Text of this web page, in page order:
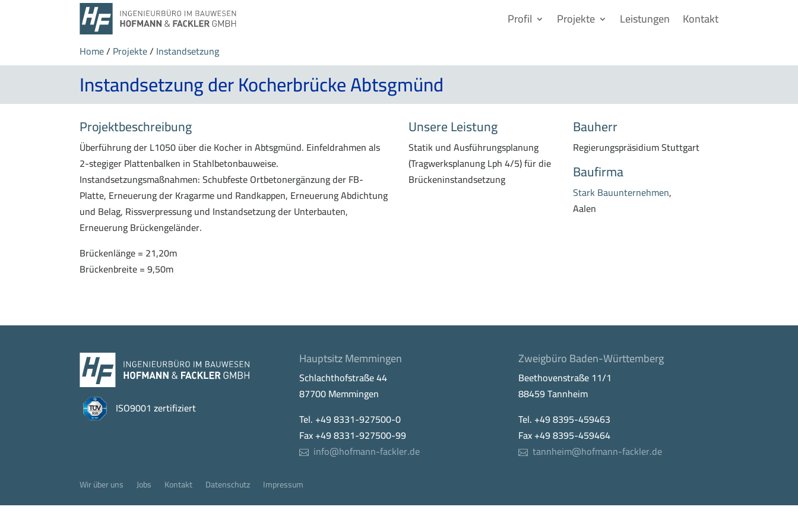
Profil Projekte Leistungen Kontakt
Home/ Projekte/ Instandsetzung
Instandsetzung der Kocherbrücke Abtsgmünd
Projektbeschreibung
Überführung der L1050 über die Kocher in Abtsgmünd. Einfeldrahmen als
2-stegiger Plattenbalken in Stahlbetonbauweise.
Instandsetzungsmaßnahmen: Schubfeste Ortbetonergänzung der FB-
Platte, Erneuerung der Kragarme und Randkappen, Erneuerung Abdichtung
und Belag, Rissverpressung und Instandsetzung der Unterbauten,
Erneuerung Brückengeländer.
Brückenlänge = 21,20m
Brückenbreite = 9,50m
Unsere Leistung
Statik und Ausführungsplanung
(Tragwerksplanung Lph 4/5) für die
Brückeninstandsetzung
Bauherr
Regierungspräsidium Stuttgart
Baufirma
Stark Bauunternehmen,
Aalen
ISO9001 zertifiziert
Hauptsitz Memmingen
Schlachthofstraße 44
87700 Memmingen
Tel. +49 8331-927500-0
Fax +49 8331-927500-99
info@hofmann-fackler.de
Zweigbüro Baden-Württemberg
Beethovenstraße 11/1
88459 Tannheim
Tel. +49 8395-459463
Fax +49 8395-459464
tannheim@hofmann-fackler.de
Wir über uns Jobs Kontakt Datenschutz Impressum